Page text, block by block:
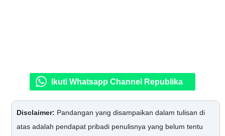
Ikuti Whatsapp Channel Republika
Disclaimer: Pandangan yang disampaikan dalam tulisan di
atas adalah pendapat pribadi penulisnya yang belum tentu